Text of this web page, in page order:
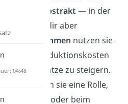
abstrakt — in der
sie dir aber
Unternehmen nutzen sie
um Produktionskosten
oder Umsätze zu steigern.
spielen sie eine Rolle,
Einkaufen oder beim
04:48